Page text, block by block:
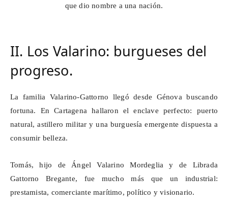
que dio nombre a una nación.
II. Los Valarino: burgueses del
progreso.
La familia Valarino-Gattorno llegó desde Génova buscando
fortuna. En Cartagena hallaron el enclave perfecto: puerto
natural, astillero militar y una burguesía emergente dispuesta a
consumir belleza.
Tomás, hijo de ÁngelValarino Mordeglia y de Librada
Gattorno
Bregante, fue mucho más que un industrial:
prestamista, comerciante marítimo, político y visionario.